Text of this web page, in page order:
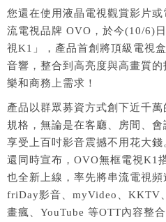
您還在使用液晶電視觀賞影片
流電視品牌 OVO，於今(10/6)
視K1」，產品首創將頂級電視
音響，整合到高亮度與高畫質
樂和商務上需求！
產品以群眾募資方式創下近千
規格，無論是在客廳、房間、會
享受上百吋影音震撼不用花大
還同時宣布，OVO無框電視K1
也全新上線，率先將串流電視
friDay影音、myVideo、KKTV
畫瘋、YouTube 等OTT內容整